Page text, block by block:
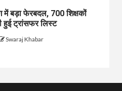
में बड़ा फेरबदल, 700 शिक्षकों
हुई ट्रांसफर लिस्ट
Swaraj Khabar